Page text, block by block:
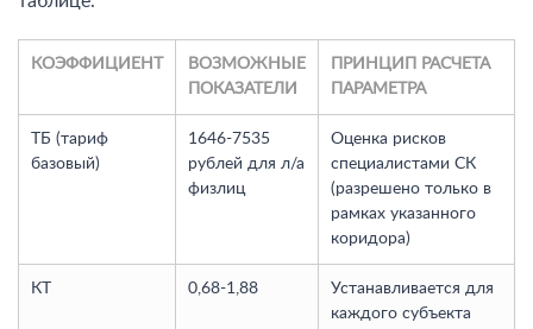
КОЭФФИЦИЕНТ
ВОЗМОЖНЫЕ
ПОКАЗАТЕЛИ
ПРИНЦИП РАСЧЕТА
ПАРАМЕТРА
ТБ (тариф
базовый)
1646-7535
рублей для л/а
физлиц
Оценка рисков
специалистами СК
(разрешено только в
рамках указанного
коридора)
КТ 0,68-1,88
Устанавливается для
каждого субъекта